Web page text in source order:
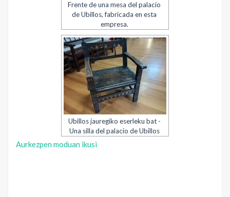
Frente de una mesa del palacio
de Ubillos, fabricada en esta
empresa.
Ubillos jauregiko eserleku bat -
Una silla del palacio de Ubillos
Aurkezpen moduan ikusi